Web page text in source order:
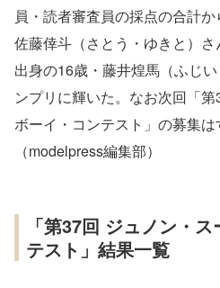
員・読者審査員の採点の合計
佐藤倖斗（さとう・ゆきと）
出身の16歳・藤井煌馬（ふじ
ンプリに輝いた。なお次回「
ボーイ・コンテスト」の募集は
（modelpress編集部）
「第37回 ジュノン・
テスト」結果一覧